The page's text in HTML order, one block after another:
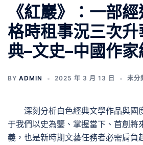
《紅巖》：一部
格時租事況三次
典–文史–中國作家
BY ADMIN 2025 年 3 月 13 日 未分
深刻分析白色經典文學作品與國
于我們以史為鑒、掌握當下、首創將
義，也是新時期文藝任務者必需肩負